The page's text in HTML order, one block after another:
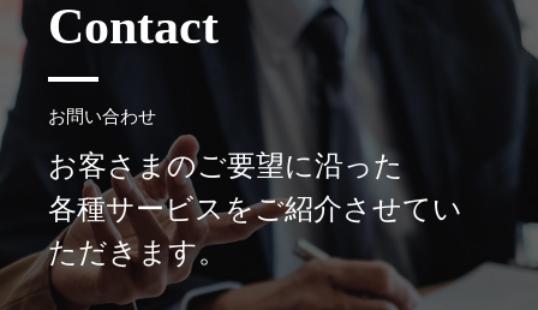
Contact
お問い合わせ
お客さまのご要望に沿った
各種サービスをご紹介させてい
ただきます。